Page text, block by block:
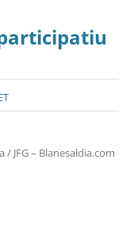
JFG – Blanesaldia.com